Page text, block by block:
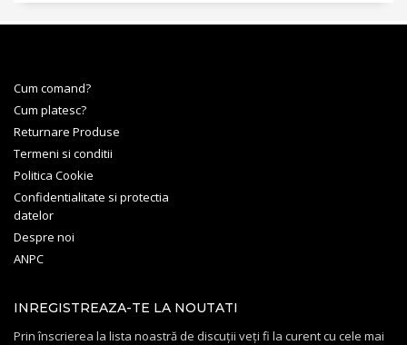
Cum comand?
Cum platesc?
Returnare Produse
Termeni si conditii
Politica Cookie
Confidentialitate si protectia
datelor
Despre noi
ANPC
INREGISTREAZA-TE LA NOUTATI
Prin înscrierea la lista noastră de discuții veți fi la curent cu cele mai